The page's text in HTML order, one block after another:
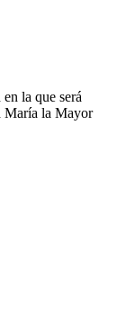
la que será
María la Mayor